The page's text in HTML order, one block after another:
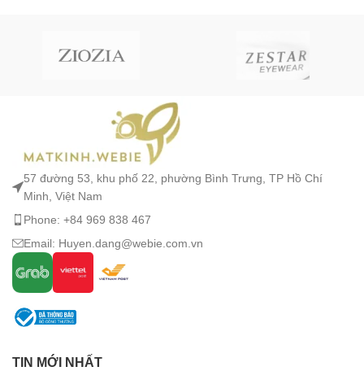
57 đường 53, khu phố 22, phường Bình Trưng, TP Hồ Chí
Minh, Việt Nam
Phone: +84 969 838 467
Email: Huyen.dang@webie.com.vn
TIN MỚI NHẤT